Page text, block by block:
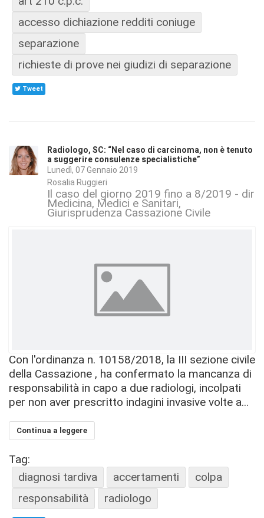
accesso dichiazione redditi coniuge
separazione
richieste di prove nei giudizi di separazione
Tweet
Radiologo, SC: “Nel caso di carcinoma, non è tenuto
a suggerire consulenze specialistiche”
Lunedì, 07 Gennaio 2019
Rosalia Ruggieri
Il caso del giorno 2019 fino a 8/2019 -
Medicina Medici e Sanitari
Giurisprudenza Cassazione Civile
Con l'ordinanza n. 10158/2018, la III sezione civile
della Cassazione , ha confermato la mancanza di
responsabilità in capo a due radiologi, incolpati
per non aver prescritto indagini invasive volte a...
Continua a leggere
Tag:
diagnosi tardiva
accertamenti
colpa
responsabilità
radiologo